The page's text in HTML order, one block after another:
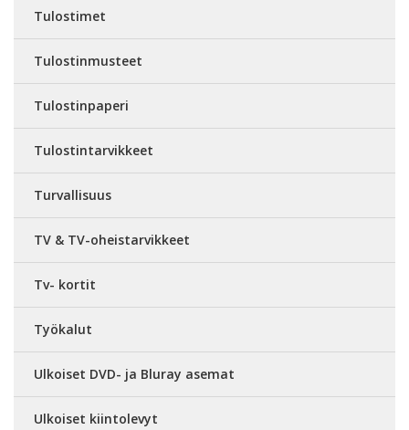
Tulostimet
Tulostinmusteet
Tulostinpaperi
Tulostintarvikkeet
Turvallisuus
TV & TV-oheistarvikkeet
Tv- kortit
Työkalut
Ulkoiset DVD- ja Bluray asemat
Ulkoiset kiintolevyt